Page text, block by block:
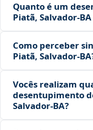
Quanto é um
Piatã,
Como perceber
Piatã,
Vocês realizam
desentupimento
Salvador‑BA?